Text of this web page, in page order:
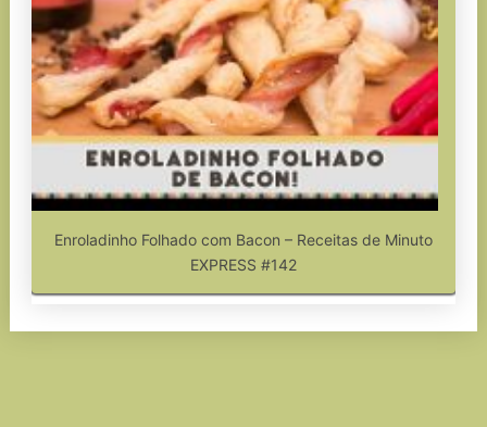
Enroladinho Folhado com Bacon – Receitas de Minuto
EXPRESS #142